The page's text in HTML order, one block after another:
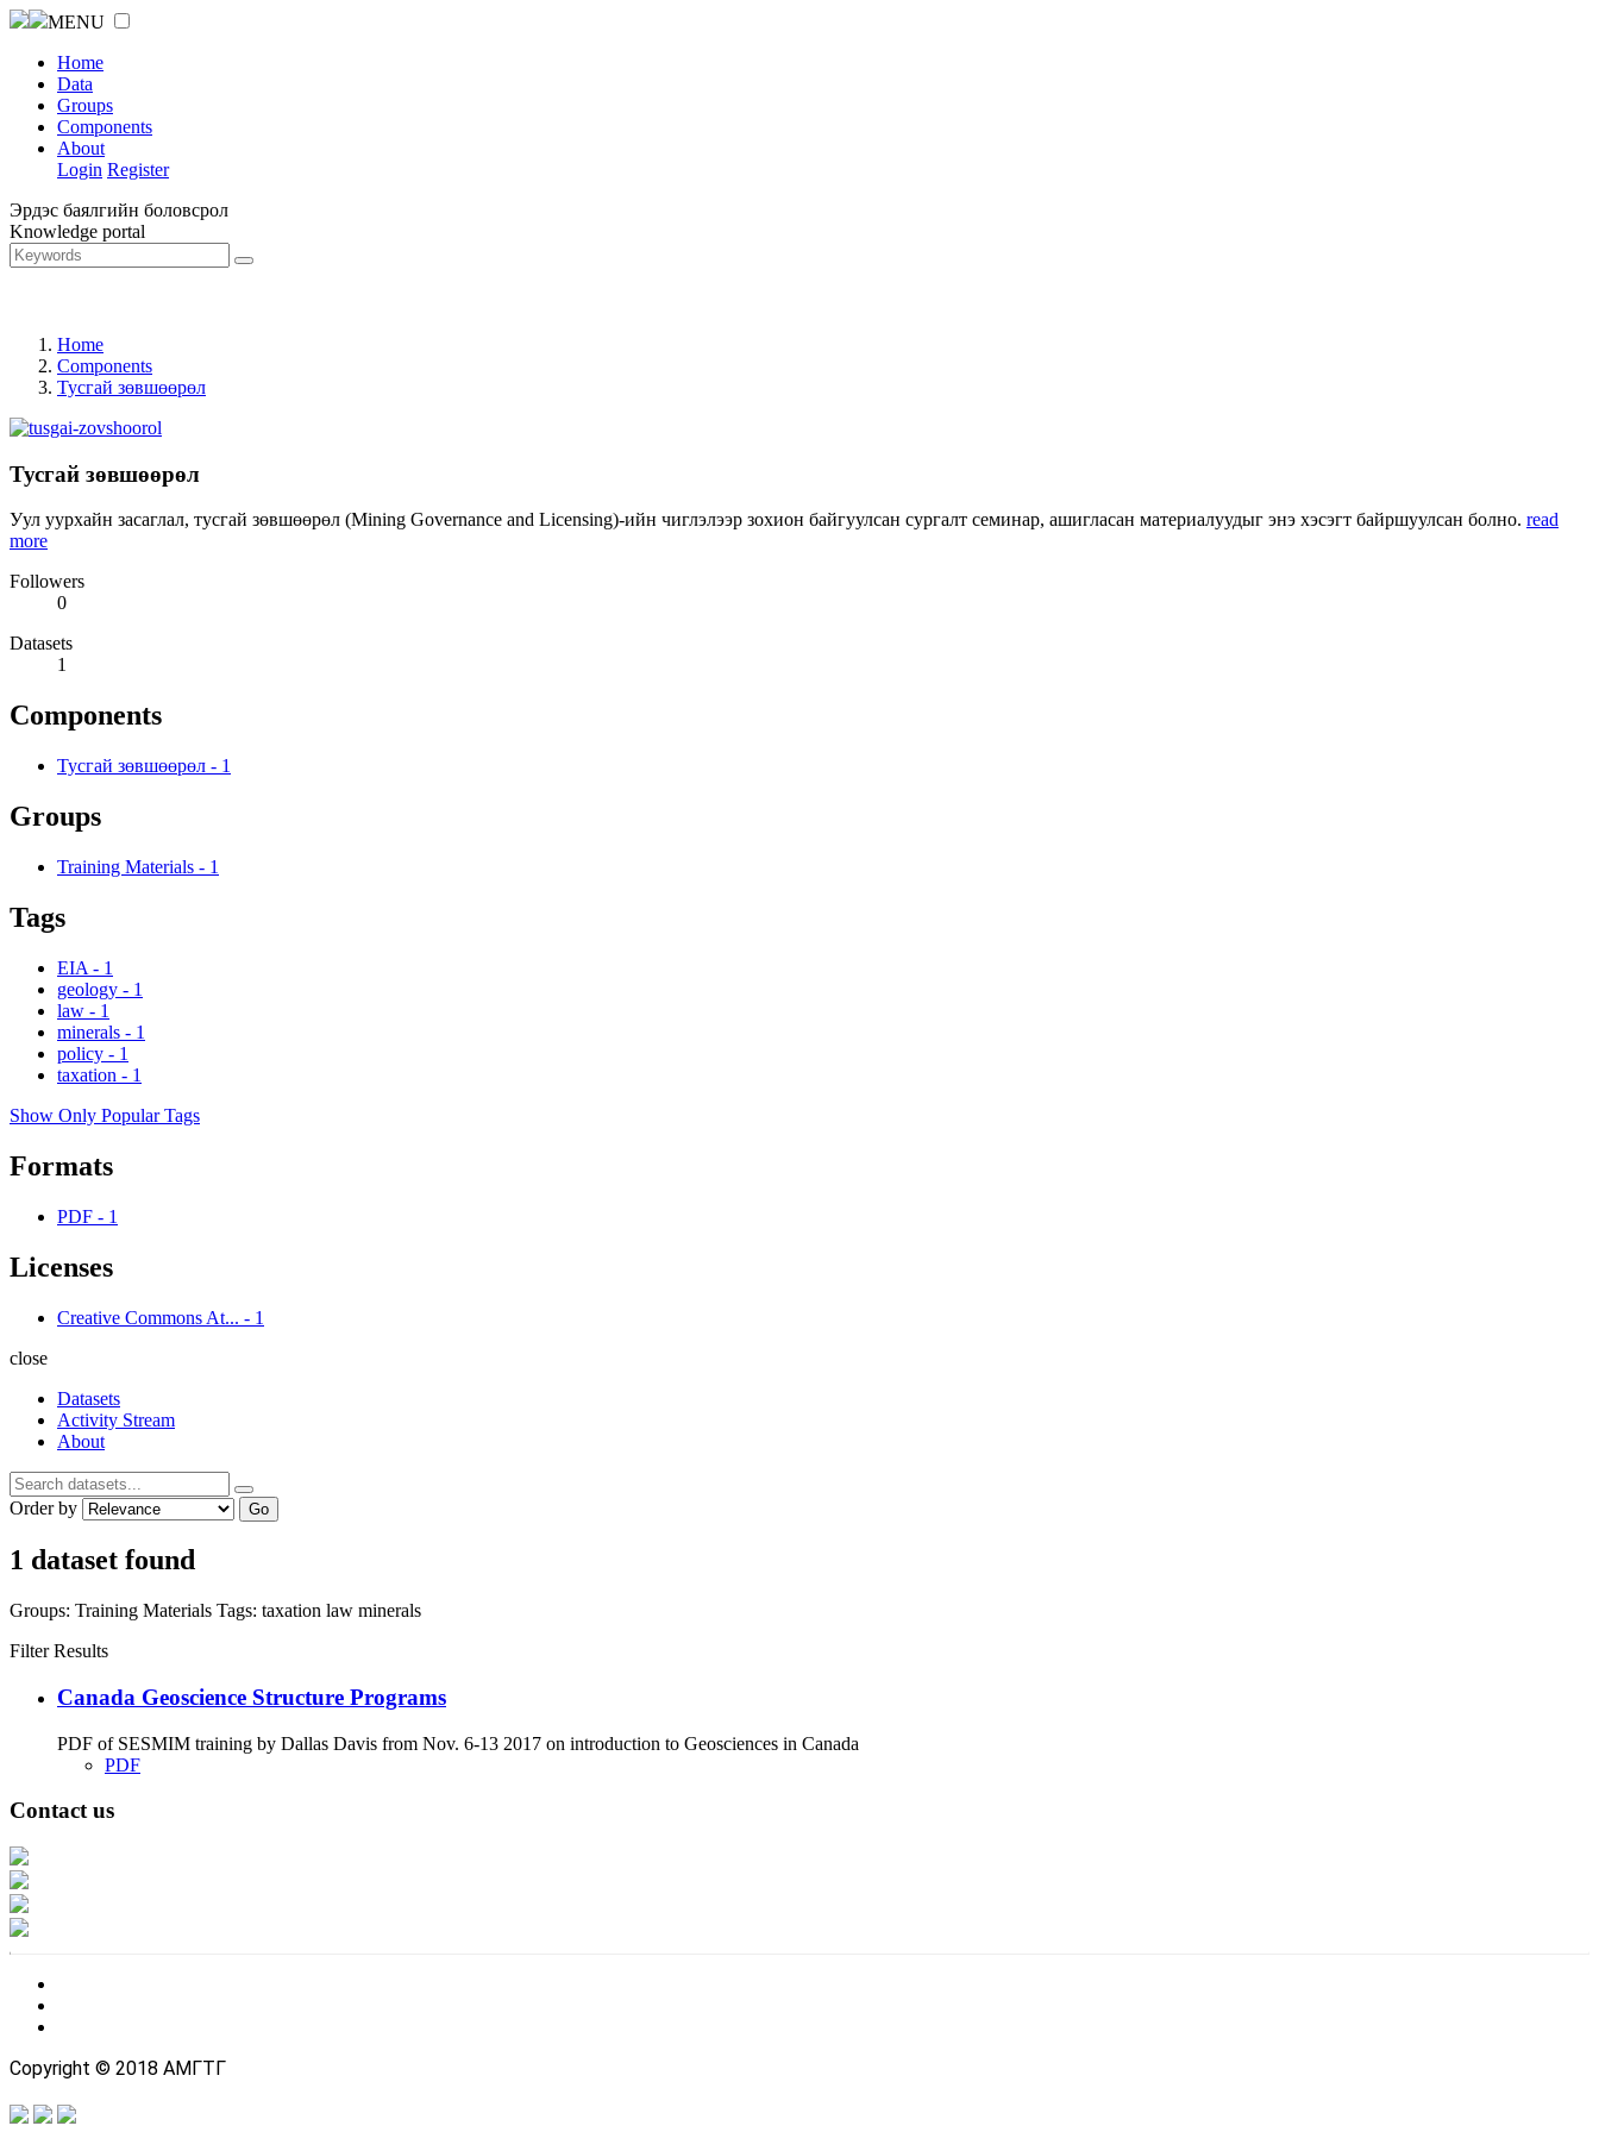
MENU
Home
Data
Groups
Components
About
Login Register
Эрдэс баялгийн боловсрол
Knowledge portal
Home
Components
Тусгай зөвшөөрөл
Тусгай зөвшөөрөл
Уул уурхайн засаглал, тусгай зөвшөөрөл (Mining Governance and Licensing)-ийн чиглэлээр зохион байгуулсан сургалт семинар, ашигласан материалуудыг энэ хэсэгт байршуулсан болно. read
more
Followers
0
Datasets
1
Components
Тусгай зөвшөөрөл - 1
Groups
Training Materials - 1
Tags
EIA - 1
geology - 1
law - 1
minerals - 1
policy - 1
taxation - 1
Show Only Popular Tags
Formats
PDF - 1
Licenses
Creative Commons At... - 1
close
Datasets
Activity Stream
About
Order by Go
1 dataset found
Groups: Training Materials Tags: taxation law minerals
Filter Results
Canada Geoscience Structure Programs
PDF of SESMIM training by Dallas Davis from Nov. 6-13 2017 on introduction to Geosciences in Canada
PDF
Contact us
Copyright © 2018 АМГТГ